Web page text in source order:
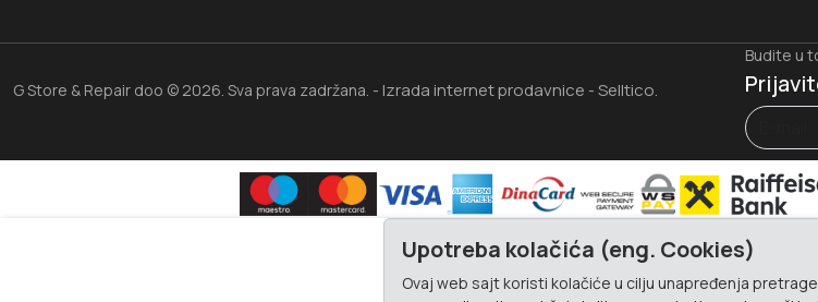
G Store & Repair doo © 2026. Sva prava zadržana. - Izrada internet prodavnice - Selltico.
Budite u
Upotreba kolačića (eng. Cookies)
Ovaj web sajt koristi kolačiće u cilju unapređenja